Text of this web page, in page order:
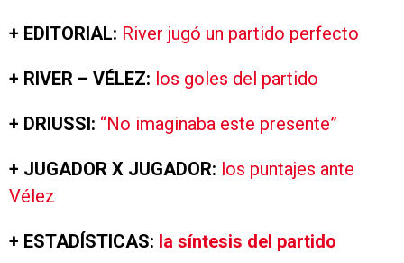
+ EDITORIAL: River jugó un partido perfecto
+ RIVER – VÉLEZ: los goles del partido
+ DRIUSSI: “No imaginaba este presente”
+ JUGADOR X JUGADOR: los puntajes ante
Vélez
+ ESTADÍSTICAS: la síntesis del partido